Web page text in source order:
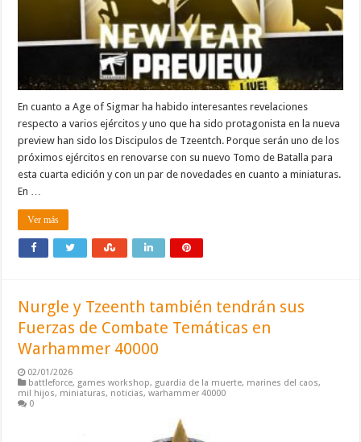
En cuanto a Age of Sigmar ha habido interesantes revelaciones
respecto a varios ejércitos y uno que ha sido protagonista en la nueva
preview han sido los Discipulos de Tzeentch. Porque serán uno de los
próximos ejércitos en renovarse con su nuevo Tomo de Batalla para
esta cuarta edición y con un par de novedades en cuanto a miniaturas.
En …
Ver más
Nurgle y Tzeenth también tendrán sus
Fuerzas de Combate Temáticas en
Warhammer 40000
02/01/2026
battleforce, games workshop, guardia de la muerte, marines del caos,
mil hijos, miniaturas, noticias,warhammer 40000
0